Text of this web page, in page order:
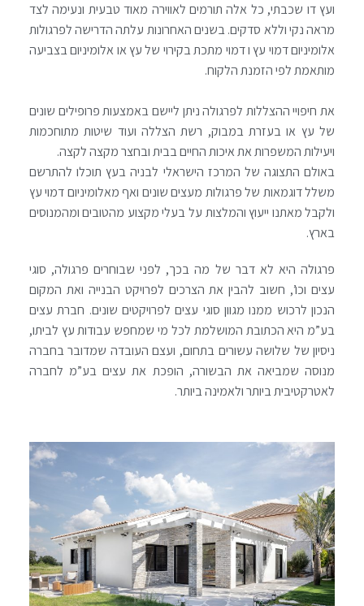
ועץ דו שכבתי, כל אלה תורמים לאווירה מאוד טבעית ונעימה לצד
מראה נקי וללא סדקים. בשנים האחרונות עלתה הדרישה לפרגולות
אלומיניום דמוי עץ ו דמוי מתכת בקירוי של עץ או אלומיניום בצביעה
מותאמת לפי הזמנת הלקוח.
את חיפויי ההצללות לפרגולה ניתן ליישם באמצעות פרופילים שונים
של עץ או בעזרת במבוק, רשת הצללה ועוד שיטות מתוחכמות
ויעילות המשפרות את איכות החיים בבית ובחצר מקצה לקצה.
באולם התצוגה של המרכז הישראלי לבניה בעץ תוכלו להתרשם
משלל דוגמאות של פרגולות מעצים שונים ואף מאלומיניום דמוי עץ
ולקבל מאתנו ייעוץ והמלצות על בעלי מקצוע מהטובים ומהמנוסים
בארץ.
פרגולה היא לא דבר של מה בכך, לפני שבוחרים פרגולה, סוגי
עצים וכו’, חשוב להבין את הצרכים לפרויקט הבנייה ואת המקום
הנכון לרכוש ממנו מגוון סוגי עצים לפרויקטים שונים. חברת עצים
בע”מ היא הכתובת המושלמת לכל מי שמחפש עבודות עץ לביתו,
ניסיון של שלושה עשורים בתחום, ועצם העובדה שמדובר בחברה
מנוסה שמביאה את הבשורה, הופכת את עצים בע”מ לחברה
לאטרקטיבית ביותר ולאמינה ביותר.